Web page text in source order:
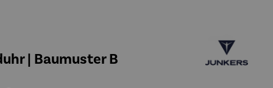
| Baumuster B